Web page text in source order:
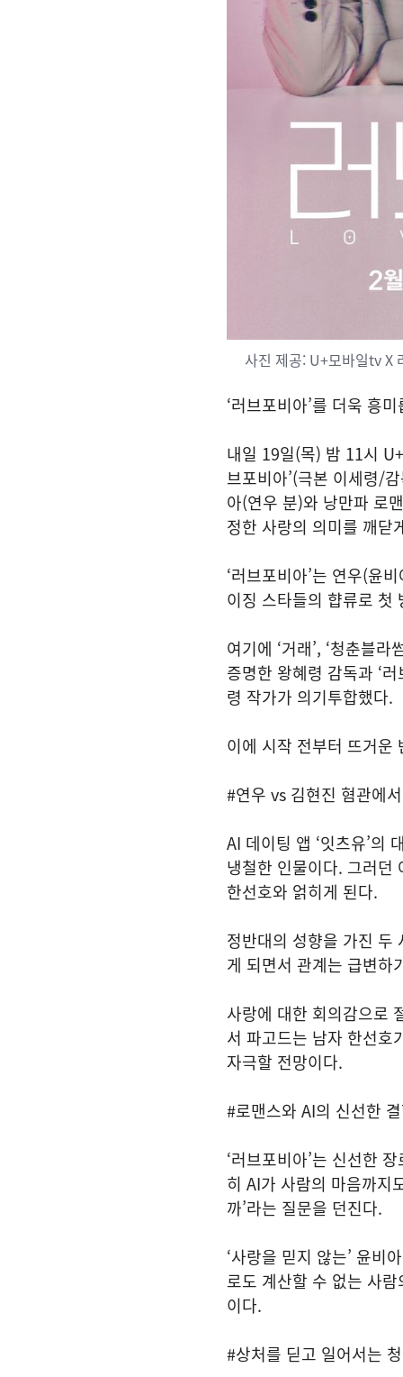
사진 제공: U+모바일tv X
‘러브포비아’를 더욱 흥
내일 19일(목) 밤 11시
브포비아’(극본 이세령/
아(연우 분)와 낭만파 로
정한 사랑의 의미를 깨닫
‘러브포비아’는 연우(윤
이징 스타들의 햡류로 첫
여기에 ‘거래’, ‘청춘블
증명한 왕혜령 감독과 ‘
령 작가가 의기투합했다.
이에 시작 전부터 뜨거운
#연우 vs 김현진 혐관에
AI 데이팅 앱 ‘잇츠유’의
냉철한 인물이다. 그러던
한선호와 얽히게 된다.
정반대의 성향을 가진 두
게 되면서 관계는 급변하
사랑에 대한 회의감으로
서 파고드는 남자 한선호
자극할 전망이다.
#로맨스와 AI의 신선한
‘러브포비아’는 신선한
히 AI가 사람의 마음까지
까’라는 질문을 던진다.
‘사랑을 믿지 않는’ 윤비
로도 계산할 수 없는 사
이다.
#상처를 딛고 일어서는